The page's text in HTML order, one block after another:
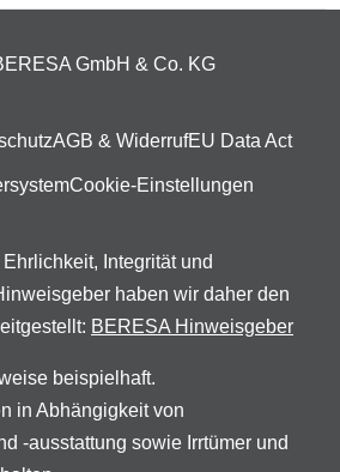
GmbH & Co. KG
AGB & WiderrufEU Data Act
Cookie-Einstellungen
Integrität und
haben wir daher den
BERESA Hinweisgeber
beispielhaft.
in Abhängigkeit von
-ausstattung sowie Irrtümer und